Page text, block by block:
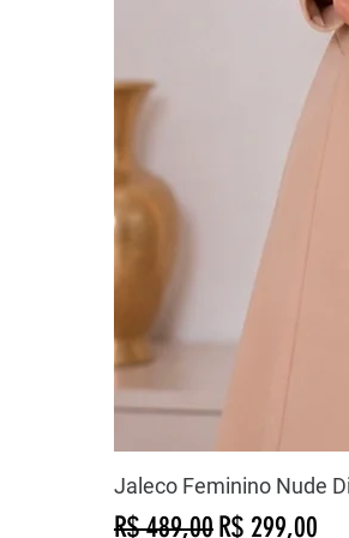
Jaleco Feminino Nude
Preço normal
R$ 489,00Preço
R$ 299,00